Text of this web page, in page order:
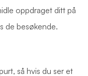
oppdraget ditt på
de besøkende.
så hvis du ser et